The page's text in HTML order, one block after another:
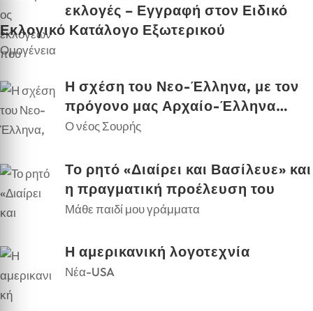
εκλογές – Εγγραφή στον Ειδικό
Εκλογικό Κατάλογο Εξωτερικού
Ομογένεια
Η σχέση του Νεο-Έλληνα, με τον
πρόγονο μας Αρχαίο-Έλληνα…
Ο νέος Σουρής
Το ρητό «Διαίρει και Βασίλευε» και
η πραγματική προέλευση του
Μάθε παιδί μου γράμματα
Η αμερικανική λογοτεχνία
Νέα-USA